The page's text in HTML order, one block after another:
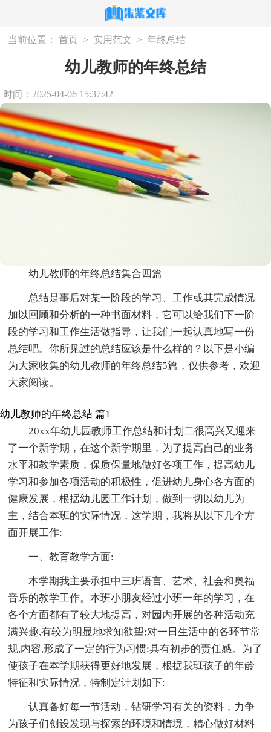
当前位置： 首页 > 实用范文 > 年终总结
幼儿教师的年终总结
时间：2025-04-06 15:37:42
幼儿教师的年终总结集合四篇
总结是事后对某一阶段的学习、工作或其完成情况
加以回顾和分析的一种书面材料，它可以给我们下一阶
段的学习和工作生活做指导，让我们一起认真地写一份
总结吧。你所见过的总结应该是什么样的？以下是小编
为大家收集的幼儿教师的年终总结5篇，仅供参考，欢迎
大家阅读。
幼儿教师的年终总结 篇1
20xx年幼儿园教师工作总结和计划二很高兴又迎来
了一个新学期，在这个新学期里，为了提高自己的业务
水平和教学素质，保质保量地做好各项工作，提高幼儿
学习和参加各项活动的积极性，促进幼儿身心各方面的
健康发展，根据幼儿园工作计划，做到一切以幼儿为
主，结合本班的实际情况，这学期，我将从以下几个方
面开展工作:
一、教育教学方面:
本学期我主要承担中三班语言、艺术、社会和奥福
音乐的教学工作。本班小朋友经过小班一年的学习，在
各个方面都有了较大地提高，对园内开展的各种活动充
满兴趣,有较为明显地求知欲望;对一日生活中的各环节常
规,内容,形成了一定的行为习惯;具有初步的责任感。为了
使孩子在本学期获得更好地发展，根据我班孩子的年龄
特征和实际情况，特制定计划如下:
认真备好每一节活动，钻研学习有关的资料，力争
为孩子们创设发现与探索的环境和情境，精心做好材料